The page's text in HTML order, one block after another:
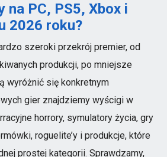
na PC, PS5, Xbox i
2026 roku?
szeroki przekrój premier, od
produkcji, po mniejsze
wyróżnić się konkretnym
gier znajdziemy wyścigi w
horrory, symulatory życia, gry
roguelite’y i produkcje, które
prostej kategorii. Sprawdzamy,